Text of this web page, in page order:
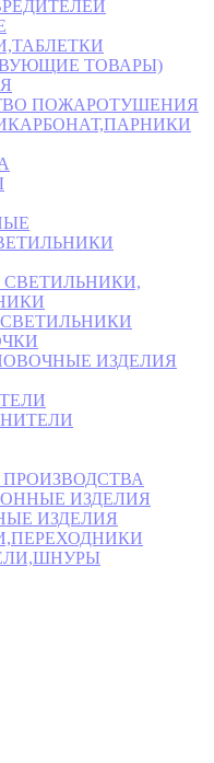
ТОВАРЫ)
ПОЖАРОТУШЕНИЯ
ИЗДЕЛИЯ
ИЗДЕЛИЯ
ИЗДЕЛИЯ